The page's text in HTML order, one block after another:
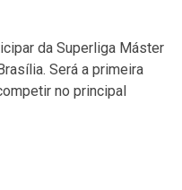
da Superliga Máster
Será a primeira
no principal